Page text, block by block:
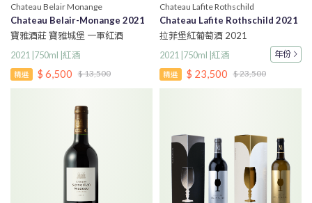
Chateau Belair Monange
Chateau Belair-Monange 2021
寶雅酒莊 寶雅城堡 一軍紅酒
2021 |750ml |紅酒
精選 $ 6,500 $ 13,500
Chateau Lafite Rothschild
Chateau Lafite Rothschild 2021
拉菲堡紅葡萄酒 2021
2021 |750ml |紅酒
年份
精選 $ 23,500 $ 23,500